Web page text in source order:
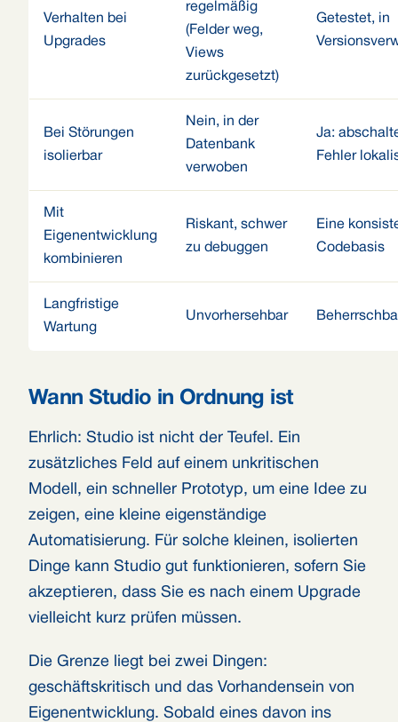
Verhalten bei
Upgrades
regelmäßig
(Felder weg,
Views
zurückgesetzt)
Getestet, in
Bei Störungen
isolierbar
Nein, in der
Datenbank
verwoben
Ja:
Fehler
Mit
Eigenentwicklung
kombinieren
Riskant, schwer
zu debuggen
Eine
Codebasis
Langfristige
Wartung
Unvorhersehbar
Wann Studio in Ordnung ist
Ehrlich: Studio ist nicht der Teufel. Ein
zusätzliches Feld auf einem unkritischen
Modell, ein schneller Prototyp, um eine Idee zu
zeigen, eine kleine eigenständige
Automatisierung. Für solche kleinen, isolierten
Dinge kann Studio gut funktionieren, sofern Sie
akzeptieren, dass Sie es nach einem Upgrade
vielleicht kurz prüfen müssen.
Die Grenze liegt bei zwei Dingen:
geschäftskritisch und das Vorhandensein von
Eigenentwicklung. Sobald eines davon ins